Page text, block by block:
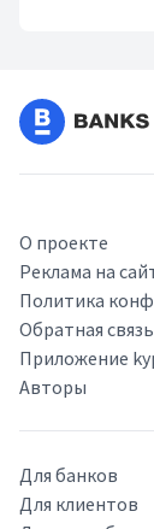
О проекте
Реклама на
Политика
Обратная связь
Приложение
Авторы
Для банков
Для клиентов